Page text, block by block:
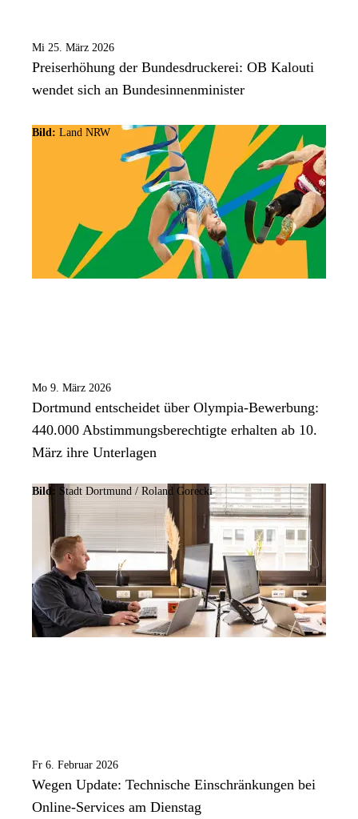
Mi 25. März 2026
Preiserhöhung der Bundesdruckerei: OB Kalouti
wendet sich an Bundesinnenminister
Bild: Land NRW
Mo 9. März 2026
Dortmund entscheidet über Olympia-Bewerbung:
440.000 Abstimmungsberechtigte erhalten ab 10.
März ihre Unterlagen
Bild: Stadt Dortmund / Roland Gorecki
Fr 6. Februar 2026
Wegen Update: Technische Einschränkungen bei
Online-Services am Dienstag